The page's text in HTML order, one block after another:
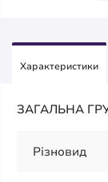
Характеристики
ЗАГАЛЬНА
Різновид